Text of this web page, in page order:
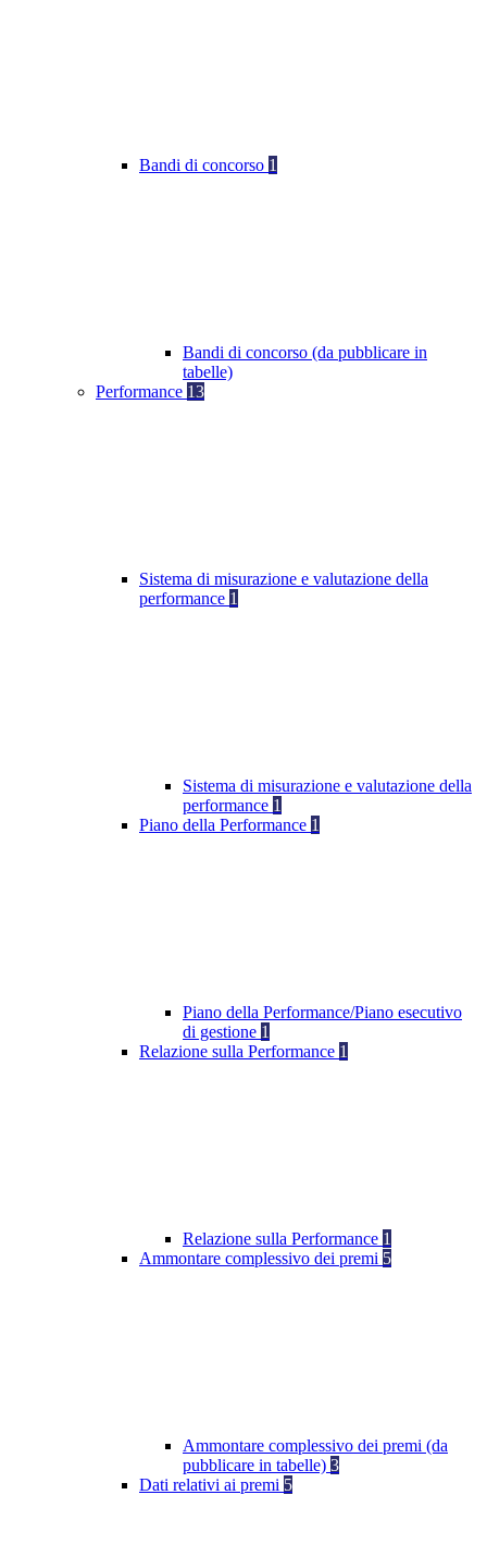
Bandi di concorso 1
Bandi di concorso (da pubblicare in
tabelle)
Performance 13
Sistema di misurazione e valutazione della
performance 1
Sistema di misurazione e valutazione della
performance 1
Piano della Performance 1
Piano della Performance/Piano esecutivo
di gestione 1
Relazione sulla Performance 1
Relazione sulla Performance 1
Ammontare complessivo dei premi 5
Ammontare complessivo dei premi (da
pubblicare in tabelle) 3
Dati relativi ai premi 5